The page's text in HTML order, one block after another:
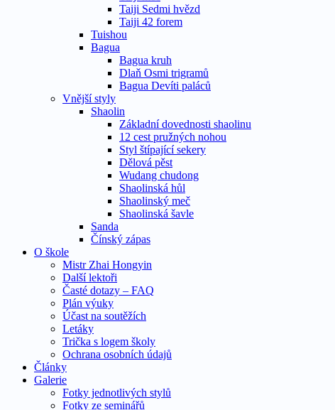
Taiji Sedmi hvězd
Taiji 42 forem
Tuishou
Bagua
Bagua kruh
Dlaň Osmi trigramů
Bagua Devíti paláců
Vnější styly
Shaolin
Základní dovednosti shaolinu
12 cest pružných nohou
Styl štípající sekery
Dělová pěst
Wudang chudong
Shaolinská hůl
Shaolinský meč
Shaolinská šavle
Sanda
Čínský zápas
O škole
Mistr Zhai Hongyin
Další lektoři
Časté dotazy – FAQ
Plán výuky
Účast na soutěžích
Letáky
Trička s logem školy
Ochrana osobních údajů
Články
Galerie
Fotky jednotlivých stylů
Fotky ze seminářů